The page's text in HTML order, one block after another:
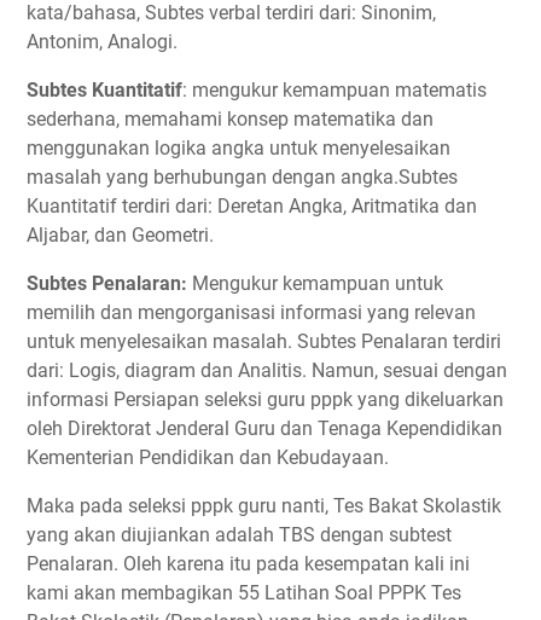
kata/bahasa, Subtes verbal terdiri dari: Sinonim,
Antonim, Analogi.
Subtes Kuantitatif: mengukur kemampuan matematis
sederhana, memahami konsep matematika dan
menggunakan logika angka untuk menyelesaikan
masalah yang berhubungan dengan angka.Subtes
Kuantitatif terdiri dari: Deretan Angka, Aritmatika dan
Aljabar, dan Geometri.
Subtes Penalaran: Mengukur kemampuan untuk
memilih dan mengorganisasi informasi yang relevan
untuk menyelesaikan masalah. Subtes Penalaran terdiri
dari: Logis, diagram dan Analitis. Namun, sesuai dengan
informasi Persiapan seleksi guru pppk yang dikeluarkan
oleh Direktorat Jenderal Guru dan Tenaga Kependidikan
Kementerian Pendidikan dan Kebudayaan.
Maka pada seleksi pppk guru nanti, Tes Bakat Skolastik
yang akan diujiankan adalah TBS dengan subtest
Penalaran. Oleh karena itu pada kesempatan kali ini
kami akan membagikan 55 Latihan Soal PPPK Tes